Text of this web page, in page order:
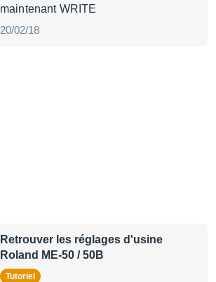
maintenant WRITE
20/02/18
Retrouver les réglages d'usine
Roland ME-50 / 50B
Tutoriel